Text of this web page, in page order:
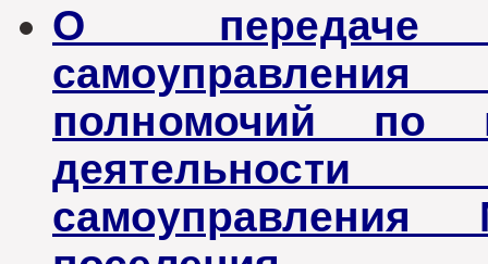
О передаче
полномочий по
самоуправления